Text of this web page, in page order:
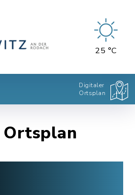
25 °C
Digitaler
Ortsplan